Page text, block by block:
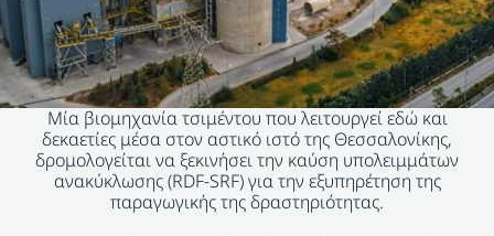
Μία βιομηχανία τσιμέντου που λειτουργεί εδώ και
δεκαετίες μέσα στον αστικό ιστό της Θεσσαλονίκης,
δρομολογείται να ξεκινήσει την καύση υπολειμμάτων
ανακύκλωσης (RDF-SRF) για την εξυπηρέτηση της
παραγωγικής της δραστηριότητας.